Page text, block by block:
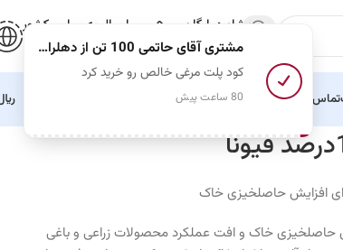
مشاوره رایگان
09120765931
ارسال به سراسر کشور
تحویل فوری
تماس با مادرباره ما حمل و نقل زبان سایت
حاصلخیزی خاک و افت عملکرد محصولات زراعی و باغی
مشتری آقای حاتمی 100 تن از دهلران ایلام
کود پلت مرغی خالص رو خرید کرد